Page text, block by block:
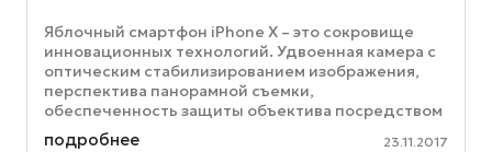
Яблочный смартфон iPhone X – это сокровище
инновационных технологий. Удвоенная камера с
оптическим стабилизированием изображения,
перспектива панорамной съемки,
обеспеченность защиты объектива посредством
сапфирового стекла, широчайший ...
подробнее 23.11.2017